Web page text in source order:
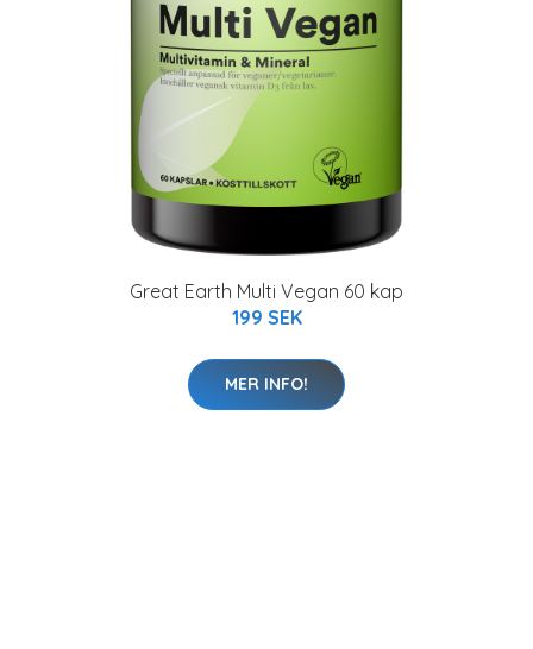
Great Earth Multi Vegan 60 kap
199 SEK
MER INFO!